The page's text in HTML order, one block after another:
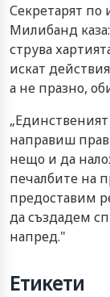
Секретарят по
Милибанд
струва
искат
а не празно,
направиш
нещо и да
печалбите на
предоставим
да създадем
напред."
Етикети